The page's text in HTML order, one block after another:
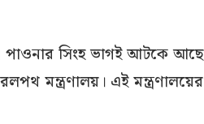
পাওনার সিংহ ভাগই আটকে আছে
মন্ত্রণালয়। এই মন্ত্রণালয়ের